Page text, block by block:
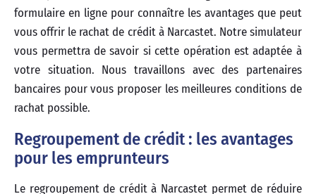
formulaire en ligne pour connaître les avantages que peut
vous offrir le rachat de crédit à Narcastet. Notre simulateur
vous permettra de savoir si cette opération est adaptée à
votre situation. Nous travaillons avec des partenaires
bancaires pour vous proposer les meilleures conditions de
rachat possible.
Regroupement de crédit : les avantages
pour les emprunteurs
Le regroupement de crédit à Narcastet permet de réduire